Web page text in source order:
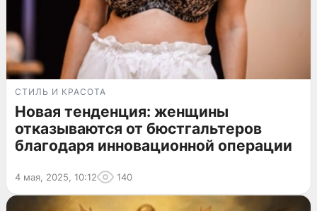
СТИЛЬ И КРАСОТА
Новая тенденция: женщины
отказываются от бюстгальтеров
благодаря инновационной операции
4 мая, 2025, 10:12 140